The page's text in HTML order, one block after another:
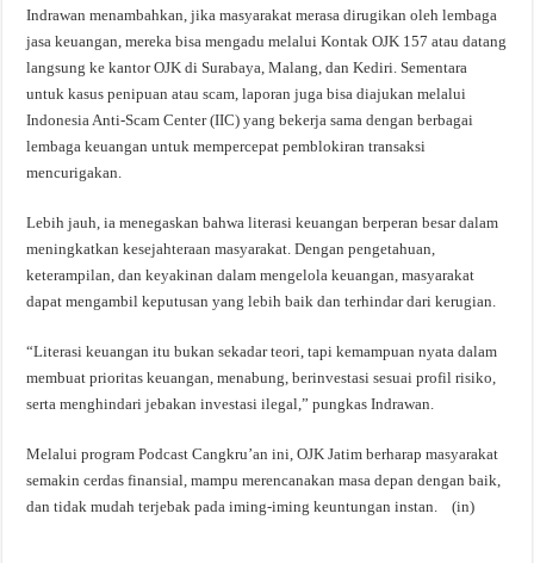
Indrawan menambahkan, jika masyarakat merasa dirugikan oleh lembaga
jasa keuangan, mereka bisa mengadu melalui Kontak OJK 157 atau datang
langsung ke kantor OJK di Surabaya, Malang, dan Kediri. Sementara
untuk kasus penipuan atau scam, laporan juga bisa diajukan melalui
Indonesia Anti-Scam Center (IIC) yang bekerja sama dengan berbagai
lembaga keuangan untuk mempercepat pemblokiran transaksi
mencurigakan.
Lebih jauh, ia menegaskan bahwa literasi keuangan berperan besar dalam
meningkatkan kesejahteraan masyarakat. Dengan pengetahuan,
keterampilan, dan keyakinan dalam mengelola keuangan, masyarakat
dapat mengambil keputusan yang lebih baik dan terhindar dari kerugian.
“Literasi keuangan itu bukan sekadar teori, tapi kemampuan nyata dalam
membuat prioritas keuangan, menabung, berinvestasi sesuai profil risiko,
serta menghindari jebakan investasi ilegal,” pungkas Indrawan.
Melalui program Podcast Cangkru’an ini, OJK Jatim berharap masyarakat
semakin cerdas finansial, mampu merencanakan masa depan dengan baik,
dan tidak mudah terjebak pada iming-iming keuntungan instan. (in)